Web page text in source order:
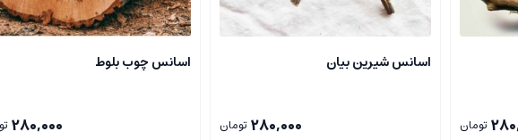
تومان
اسانس شیرین بیان
280,000 تومان
اسانس چوب بلوط
280,000